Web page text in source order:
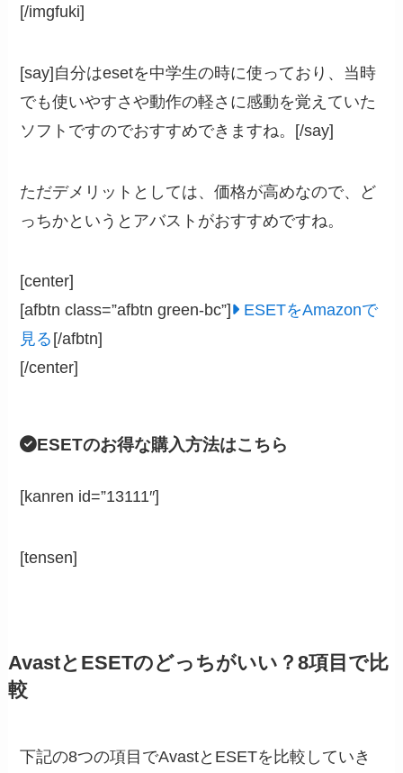
[/imgfuki]
[say]自分はesetを中学生の時に使っており、当時
でも使いやすさや動作の軽さに感動を覚えていた
ソフトですのでおすすめできますね。[/say]
ただデメリットとしては、価格が高めなので、ど
っちかというとアバストがおすすめですね。
[center]
[afbtn class=”afbtn green-bc”]
ESETをAmazonで
見る [/afbtn]
[/center]
ESETのお得な購入方法はこちら
[kanren id=”13111″]
[tensen]
AvastとESETのどっちがいい？8項目で比
較
下記の8つの項目でAvastとESETを比較していき